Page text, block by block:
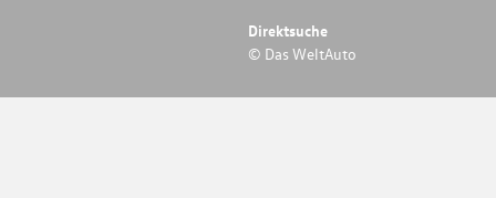
Direktsuche
© Das WeltAuto